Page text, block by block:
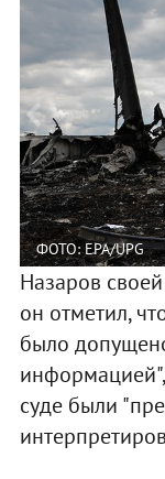
ФОТО: EPA/UPG
Назаров
он отметил,
было
суде были